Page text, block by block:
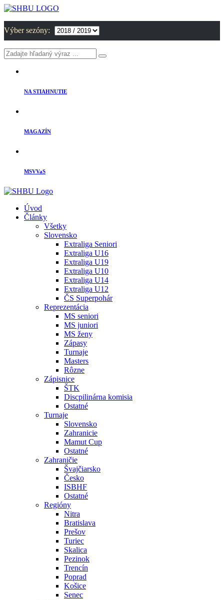
Výber sezóny:
NA STIAHNUTIE
MAGAZÍN
MSVVaS
Úvod
Články
Všetky
Slovensko
Extraliga Seniori
Extraliga U16
Extraliga U19
Extraliga U10
Extraliga U14
Extraliga U12
ČS Superpohár
Reprezentácia
MS seniori
MS juniori
MS ženy
Zápasy
Turnaje
Masters
Rôzne
Zápisnice
ŠTK
Discpilinárna komisia
Ostatné
Turnaje
Slovensko
Zahranicie
Mamut Cup
Ostatné
Zahraničie
Švajčiarsko
Česko
ISBHF
Ostatné
Regióny
Nitra
Bratislava
Prešov
Turiec
Skalica
Pezinok
Trencín
Poprad
Košice
Senec